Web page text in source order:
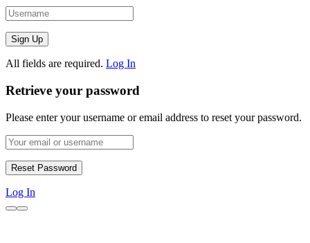
All fields are required. Log In
Retrieve your password
Please enter your username or email address to reset your password.
Log In